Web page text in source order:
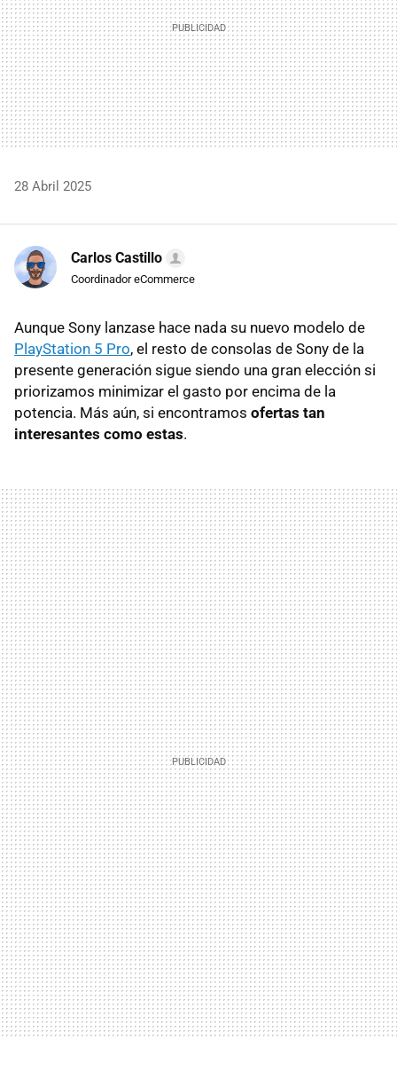
28 Abril 2025
Carlos Castillo
Coordinador eCommerce
Aunque Sony lanzase hace nada su nuevo modelo de
PlayStation 5 Pro, el resto de consolas de Sony de la
presente generación sigue siendo una gran elección si
priorizamos minimizar el gasto por encima de la
potencia. Más aún, si encontramos ofertas tan
interesantes como estas.